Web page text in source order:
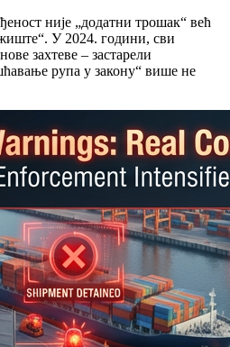
није „додатни трошак“ већ
У 2024. години, сви
захтеве – застарели
рупа у закону“ више не